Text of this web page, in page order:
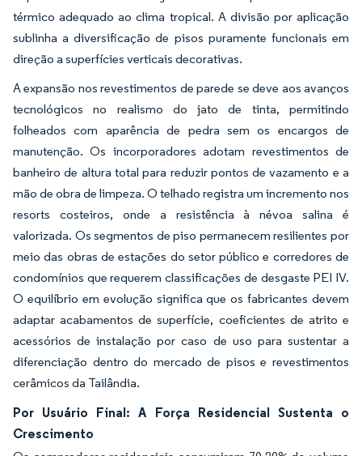
térmico adequado ao clima tropical. A divisão por aplicação
sublinha a diversificação de pisos puramente funcionais em
direção a superfícies verticais decorativas.
A expansão nos revestimentos de parede se deve aos avanços
tecnológicos no realismo do jato de tinta, permitindo
folheados com aparência de pedra sem os encargos de
manutenção. Os incorporadores adotam revestimentos de
banheiro de altura total para reduzir pontos de vazamento e a
mão de obra de limpeza. O telhado registra um incremento nos
resorts costeiros, onde a resistência à névoa salina é
valorizada. Os segmentos de piso permanecem resilientes por
meio das obras de estações do setor público e corredores de
condomínios que requerem classificações de desgaste PEI IV.
O equilíbrio em evolução significa que os fabricantes devem
adaptar acabamentos de superfície, coeficientes de atrito e
acessórios de instalação por caso de uso para sustentar a
diferenciação dentro do mercado de pisos e revestimentos
cerâmicos da Tailândia.
Por Usuário Final: A Força Residencial Sustenta o
Crescimento